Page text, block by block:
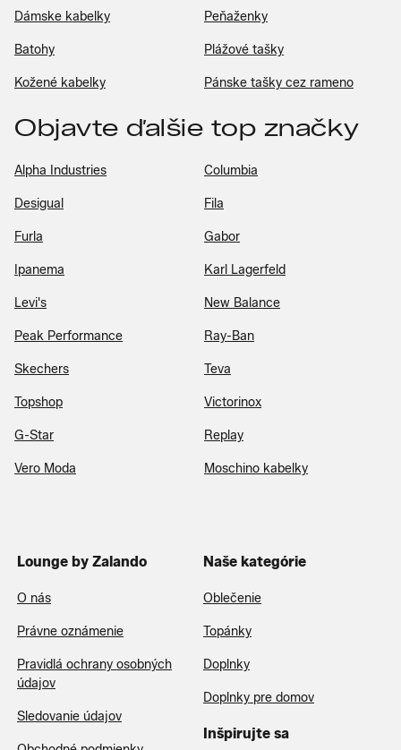
Dámske kabelky Peňaženky
Batohy Plážové tašky
Kožené kabelky Pánske tašky cez rameno
Objavte ďalšie top značky
Alpha Industries Columbia
Desigual Fila
Furla Gabor
Ipanema Karl Lagerfeld
Levi's New Balance
Peak Performance Ray-Ban
Skechers Teva
Topshop Victorinox
G-Star Replay
Vero Moda Moschino kabelky
Lounge by Zalando
O nás
Právne oznámenie
Pravidlá ochrany osobných
údajov
Sledovanie údajov
Naše kategórie
Oblečenie
Topánky
Doplnky
Doplnky pre domov
Inšpirujte sa